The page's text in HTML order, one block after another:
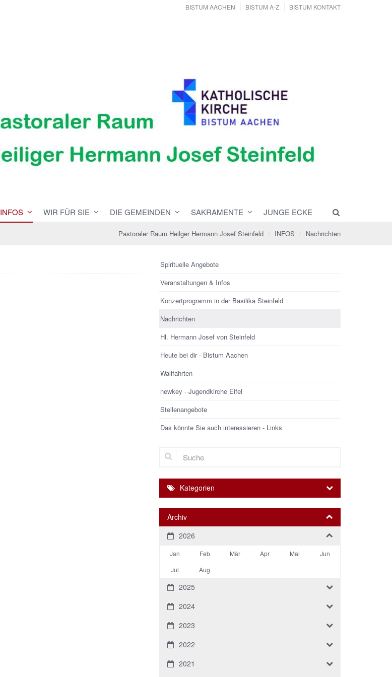
BISTUM AACHEN BISTUM A-Z BISTUM KONTAKT
INFOS WIR FÜR SIE DIE GEMEINDEN SAKRAMENTE JUNGE ECKE
Pastoraler Raum Heilger Hermann Josef Steinfeld INFOS Nachrichten
Spirituelle Angebote
Veranstaltungen & Infos
Konzertprogramm in der Basilika Steinfeld
Nachrichten
Hl. Hermann Josef von Steinfeld
Heute bei dir - Bistum Aachen
Wallfahrten
newkey - Jugendkirche Eifel
Stellenangebote
Das könnte Sie auch interessieren - Links
Suche
Kategorien
Archiv
2026
Jan Feb Mär Apr Mai
Jun
Jul
Aug
2025
2024
2023
2022
2021